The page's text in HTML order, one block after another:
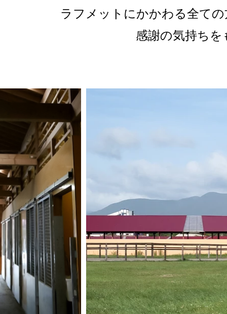
ラフメットにかかわる全て
感謝の気持ち